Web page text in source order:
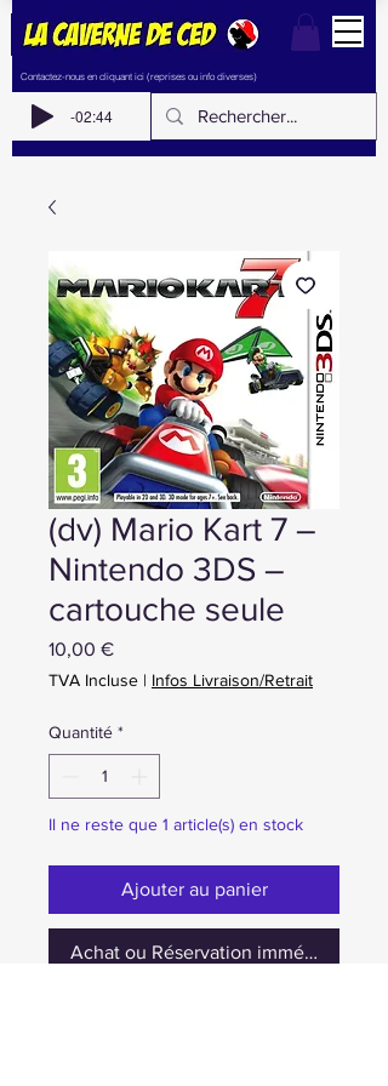
Contactez-nous en cliquant ici (reprises ou info diverses)
-02:44
(dv) Mario Kart 7 –
Nintendo 3DS –
cartouche seule
10,00 €Prix
TVA Incluse | Infos Livraison/Retrait
Quantité *
Il ne reste que 1 article(s) en stock
Ajouter au panier
Achat ou Réservation immédiate